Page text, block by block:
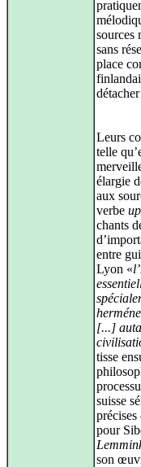
sources
sans
place
Leurs
telle
élargie
aux
verbe
chants
entre
Lyon «
[...]
tisse
suisse
précises
pour
son